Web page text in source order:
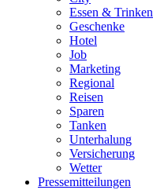
Essen & Trinken
Geschenke
Hotel
Job
Marketing
Regional
Reisen
Sparen
Tanken
Unterhalung
Versicherung
Wetter
Pressemitteilungen